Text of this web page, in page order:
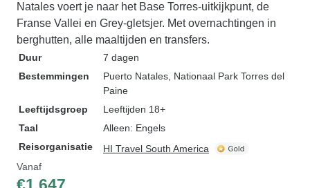
Natales voert je naar het Base Torres-uitkijkpunt, de
Franse Vallei en Grey-gletsjer. Met overnachtingen in
berghutten, alle maaltijden en transfers.
Duur
7 dagen
Bestemmingen
Puerto Natales , Nationaal Park Torres del
Paine
Leeftijdsgroep
Leeftijden 18+
Taal
Alleen: Engels
Reisorganisatie
HI Travel South America
Vanaf